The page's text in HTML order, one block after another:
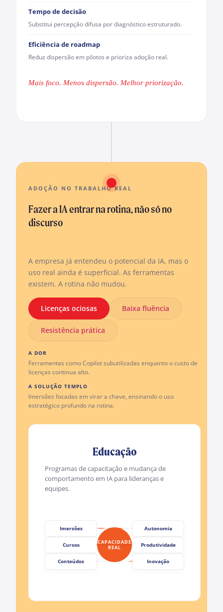
Tempo de decisão
Substitui percepção difusa por diagnóstico estruturado.
Eficiência de roadmap
Reduz dispersão em pilotos e prioriza adoção real.
Mais foco. Menos dispersão. Melhor priorização.
ADOÇÃO NO TRABALHO REAL
Fazer a IA entrar na rotina, não só no
discurso
A empresa já entendeu o potencial da IA, mas o
uso real ainda é superficial. As ferramentas
existem. A rotina não mudou.
Licenças ociosas Baixa fluência
Resistência prática
A DOR
Ferramentas como Copilot subutilizadas enquanto o custo de
licenças continua alto.
A SOLUÇÃO TEMPLO
Imersões focadas em virar a chave, ensinando o uso
estratégico profundo na rotina.
Educação
Programas de capacitação e mudança de
comportamento em IA para lideranças e
equipes.
Imersões
Cursos
Conteúdos
CAPACIDADE
REAL
Autonomia
Produtividade
Inovação